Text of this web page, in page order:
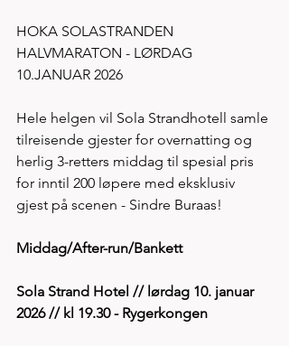
HOKA SOLASTRANDEN
HALVMARATON - LØRDAG
10.JANUAR 2026
Hele helgen vil Sola Strandhotell samle
tilreisende gjester for overnatting og
herlig 3-retters middag til spesial pris
for inntil 200 løpere med eksklusiv
gjest på scenen - Sindre Buraas!
Middag/After-run/Bankett
Sola Strand Hotel // lørdag 10. januar
2026 // kl 19.30 - Rygerkongen